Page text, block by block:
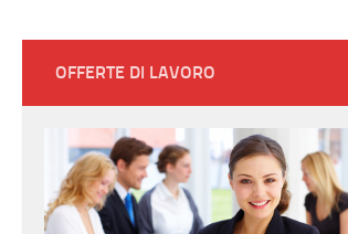
OFFERTE DI LAVORO